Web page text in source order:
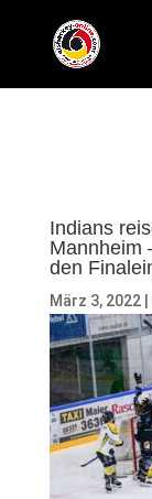
Indians
Mannheim
den
März 3, 2022|